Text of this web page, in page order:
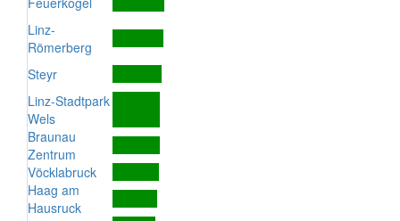
Linz-
Römerberg
Steyr
Linz-Stadtpark
Wels
Braunau
Zentrum
Vöcklabruck
Haag am
Hausruck